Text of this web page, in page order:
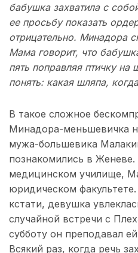
бабушка захватила с
ее просьбу показать
отрицательно. Минадора
Мама говорит, что
пять поправляя птичку
понять: какая шляпа,
В такое сложное
Минадора-меньшевичка
мужа-большевика
познакомились в
медицинском училище,
юридическом
кстати, девушка
случайной встречи с
субботу он преподавал
Всякий раз, когда речь